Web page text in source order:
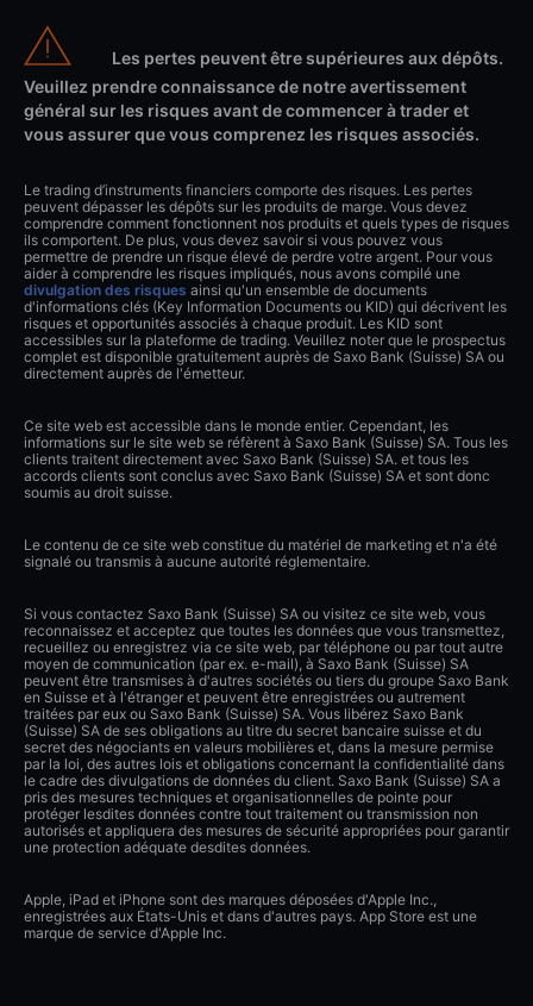
Les pertes peuvent être supérieures aux dépôts.
Veuillez prendre connaissance de notre avertissement
général sur les risques avant de commencer à trader et
vous assurer que vous comprenez les risques associés.
Le trading d’instruments financiers comporte des risques. Les pertes
peuvent dépasser les dépôts sur les produits de marge. Vous devez
comprendre comment fonctionnent nos produits et quels types de risques
ils comportent. De plus, vous devez savoir si vous pouvez vous
permettre de prendre un risque élevé de perdre votre argent. Pour vous
aider à comprendre les risques impliqués, nous avons compilé une
divulgation des risques ainsi qu'un ensemble de documents
d'informations clés (Key Information Documents ou KID) qui décrivent les
risques et opportunités associés à chaque produit. Les KID sont
accessibles sur la plateforme de trading. Veuillez noter que le prospectus
complet est disponible gratuitement auprès de Saxo Bank (Suisse) SA ou
directement auprès de l'émetteur.
Ce site web est accessible dans le monde entier. Cependant, les
informations sur le site web se réfèrent à Saxo Bank (Suisse) SA. Tous les
clients traitent directement avec Saxo Bank (Suisse) SA. et tous les
accords clients sont conclus avec Saxo Bank (Suisse) SA et sont donc
soumis au droit suisse.
Le contenu de ce site web constitue du matériel de marketing et n'a été
signalé ou transmis à aucune autorité réglementaire.
Si vous contactez Saxo Bank (Suisse) SA ou visitez ce site web, vous
reconnaissez et acceptez que toutes les données que vous transmettez,
recueillez ou enregistrez via ce site web, par téléphone ou par tout autre
moyen de communication (par ex. e-mail), à Saxo Bank (Suisse) SA
peuvent être transmises à d'autres sociétés ou tiers du groupe Saxo Bank
en Suisse et à l'étranger et peuvent être enregistrées ou autrement
traitées par eux ou Saxo Bank (Suisse) SA. Vous libérez Saxo Bank
(Suisse) SA de ses obligations au titre du secret bancaire suisse et du
secret des négociants en valeurs mobilières et, dans la mesure permise
par la loi, des autres lois et obligations concernant la confidentialité dans
le cadre des divulgations de données du client. Saxo Bank (Suisse) SA a
pris des mesures techniques et organisationnelles de pointe pour
protéger lesdites données contre tout traitement ou transmission non
autorisés et appliquera des mesures de sécurité appropriées pour garantir
une protection adéquate desdites données.
Apple, iPad et iPhone sont des marques déposées d'Apple Inc.,
enregistrées aux États-Unis et dans d'autres pays. App Store est une
marque de service d'Apple Inc.